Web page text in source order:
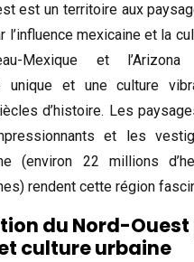
est un territoire aux
l’influence mexicaine et la
Mexique et
unique et une culture
d’histoire. Les
et les
(environ 22 millions
rendent cette région
du Nord-
culture urbaine